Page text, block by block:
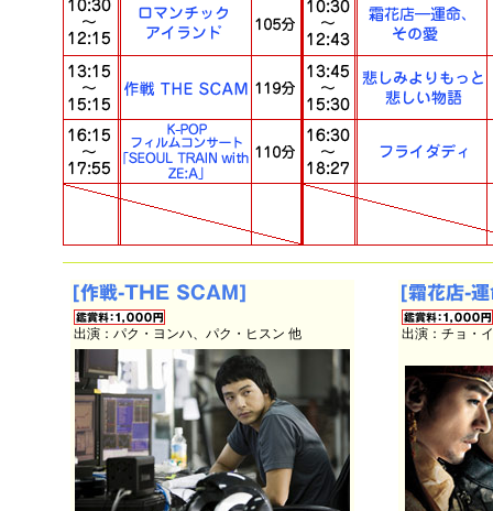
出演：パク・ヨンハ、パク・ヒスン 他 出演：チョ・